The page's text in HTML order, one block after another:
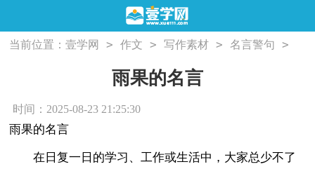
当前位置：壹学网 > 作文 > 写作素材 > 名言警句 >
雨果的名言
时间：2025-08-23 21:25:30
雨果的名言
在日复一日的学习、工作或生活中，大家总少不了